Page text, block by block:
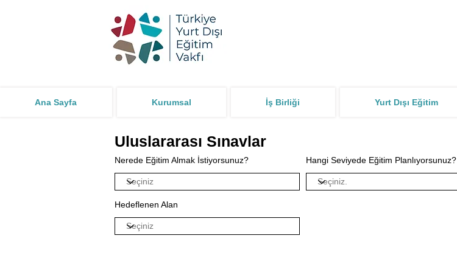
Ana Sayfa Kurumsal İş Birliği Yurt Dışı Eğitim
Uluslararası Sınavlar
Nerede Eğitim Almak İstiyorsunuz? Hangi Seviyede Eğitim Planlıyorsunuz?
Hedeflenen Alan